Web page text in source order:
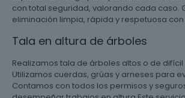
con total seguridad, valorando cada caso.
eliminación limpia, rápida y respetuosa
Tala en altura de árboles
Realizamos tala de árboles altos o de
Utilizamos cuerdas, grúas y arneses para
Contamos con todos los permisos y